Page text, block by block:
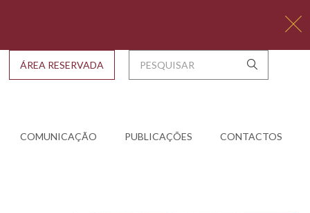
COMUNICAÇÃO PUBLICAÇÕES CONTACTOS
ÁREA RESERVADA